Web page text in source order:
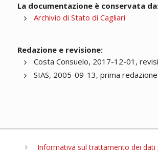
La documentazione è conservata
Archivio di Stato di Cagliari
Redazione e revisione:
Costa Consuelo, 2017-12-01,
SIAS, 2005-09-13, prima redazione
Informativa sul trattamento dei dati